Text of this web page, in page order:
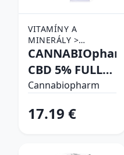
VITAMÍNY A
MINERÁLY >
DOPLNKY VÝŽIVY >
CANNABIOpharm
CBD 5% FULL
SPECTRUM
Cannabiopharm
17.19 €